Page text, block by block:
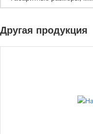
Другая продукция